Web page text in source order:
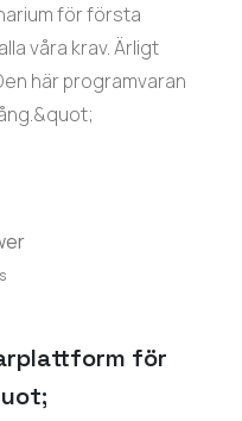
för första
våra krav. Ärligt
här programvaran
för